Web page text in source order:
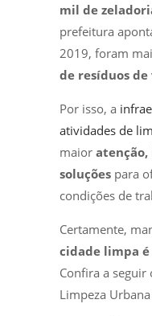
mil de
prefeitura
2019, foram
de resíduos
Por isso, a
atividades de
maior
soluções para
condições de
Certamente,
cidade limpa
Confira a seguir
Limpeza